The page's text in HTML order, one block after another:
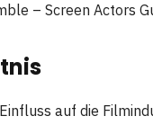
– Screen Actors
auf die